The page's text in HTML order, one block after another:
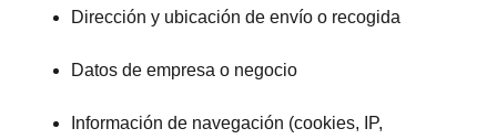
Dirección y ubicación de envío o recogida
Datos de empresa o negocio
Información de navegación (cookies, IP,